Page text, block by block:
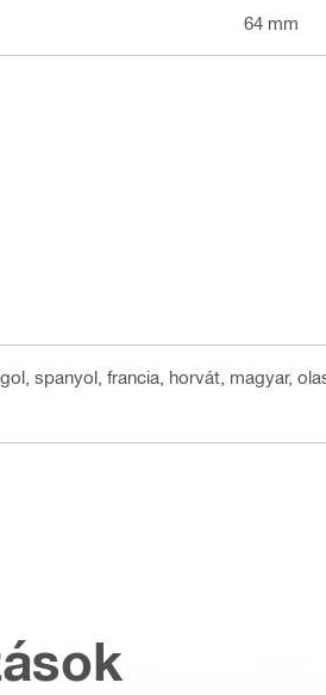
64 mm
spanyol, francia, horvát, magyar,